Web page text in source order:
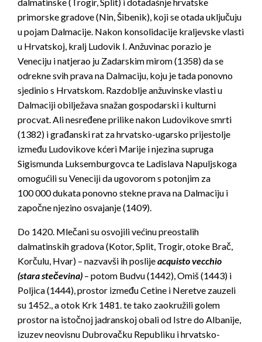
primorske gradove (Nin, Šibenik), koji se otada uključuju
u pojam Dalmacije. Nakon konsolidacije kraljevske vlasti
u Hrvatskoj, kralj Ludovik I. Anžuvinac porazio je
Veneciju i natjerao ju Zadarskim mirom (1358) da se
odrekne svih prava na Dalmaciju, koju je tada ponovno
sjedinio s Hrvatskom. Razdoblje anžuvinske vlasti u
Dalmaciji obilježava snažan gospodarski i kulturni
procvat. Ali nesređene prilike nakon Ludovikove smrti
(1382) i građanski rat za hrvatsko-ugarsko prijestolje
između Ludovikove kćeri Marije i njezina supruga
Sigismunda Luksemburgovca te Ladislava Napuljskoga
omogućili su Veneciji da ugovorom s potonjim za
100 000 dukata ponovno stekne prava na Dalmaciju i
započne njezino osvajanje (1409).
Do 1420. Mlečani su osvojili većinu preostalih
dalmatinskih gradova (Kotor, Split, Trogir, otoke Brač,
Korčulu, Hvar) – nazvavši ih poslijeacquisto vecchio
(stara stečevina) – potom Budvu (1442), Omiš (1443) i
Poljica (1444), prostor između Cetine i Neretve zauzeli
su 1452., a otok Krk 1481. te tako zaokružili golem
prostor na istočnoj jadranskoj obali od Istre do Albanije,
izuzev neovisnu Dubrovačku Republiku i hrvatsko-